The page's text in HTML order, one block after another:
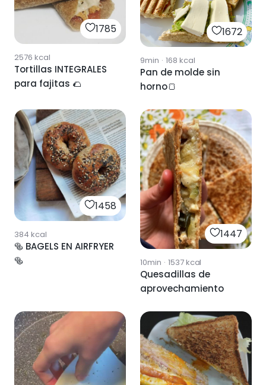
1785
2576 kcal
Tortillas INTEGRALES
para fajitas 🌮
1672
9min · 168 kcal
Pan de molde sin
horno🍞
1458
384 kcal
🥯 BAGELS EN AIRFRYER
🥯
1447
10min · 1537kcal
Quesadillas de
aprovechamiento